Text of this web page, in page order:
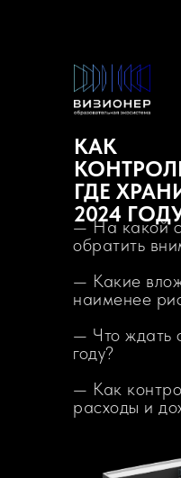
КАК
ГДЕ
2024
— На какой
обратить
— Какие
наименее
— Что ждать
году?
— Как
расходы и